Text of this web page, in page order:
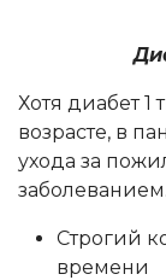
Хотя диабет
возрасте, в
ухода за
Строгий
времени